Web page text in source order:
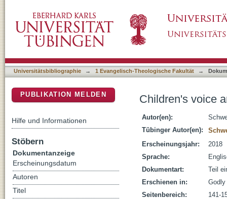
Universitätsbibliographie → 1 Evangelisch-Theologische Fakultät →
Children's voice
Autor(en):
Tübinger Autor(en):
Erscheinungsjahr:
2018
Sprache:
Dokumentart:
Teil
Erschienen in:
Seitenbereich:
141-
PUBLIKATION MELDEN
Hilfe und Informationen
Stöbern
Dokumentanzeige
Erscheinungsdatum
Autoren
Titel